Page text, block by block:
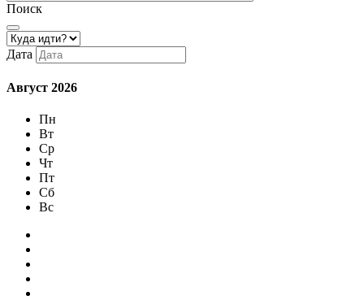
Поиск
Дата
Август 2026
Пн
Вт
Ср
Чт
Пт
Сб
Вс